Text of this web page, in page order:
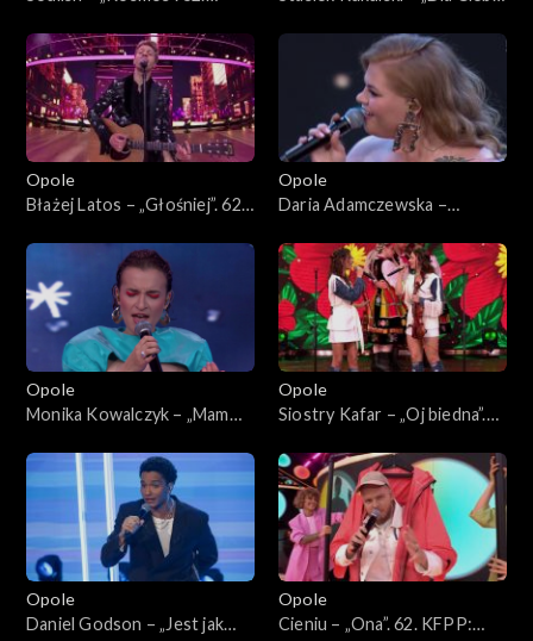
Koncert „Debiuty”
Opole
Błażej Latos – „Głośniej”. 62.
Opole
Daria Adamczewska –
Koncert „Debiuty”
Opole
Monika Kowalczyk – „Mam
„Debiuty”
Opole
Siostry Kafar – „Oj biedna”.
Opole
Daniel Godson – „Jest jak
Opole
Cieniu – „Ona”. 62. KFPP: